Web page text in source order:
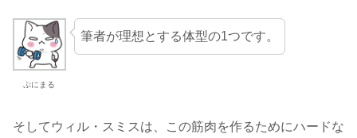
ぷにまる
筆者が理想とする体型の1つです。
そしてウィル・スミスは、この筋肉を作るためにハードな